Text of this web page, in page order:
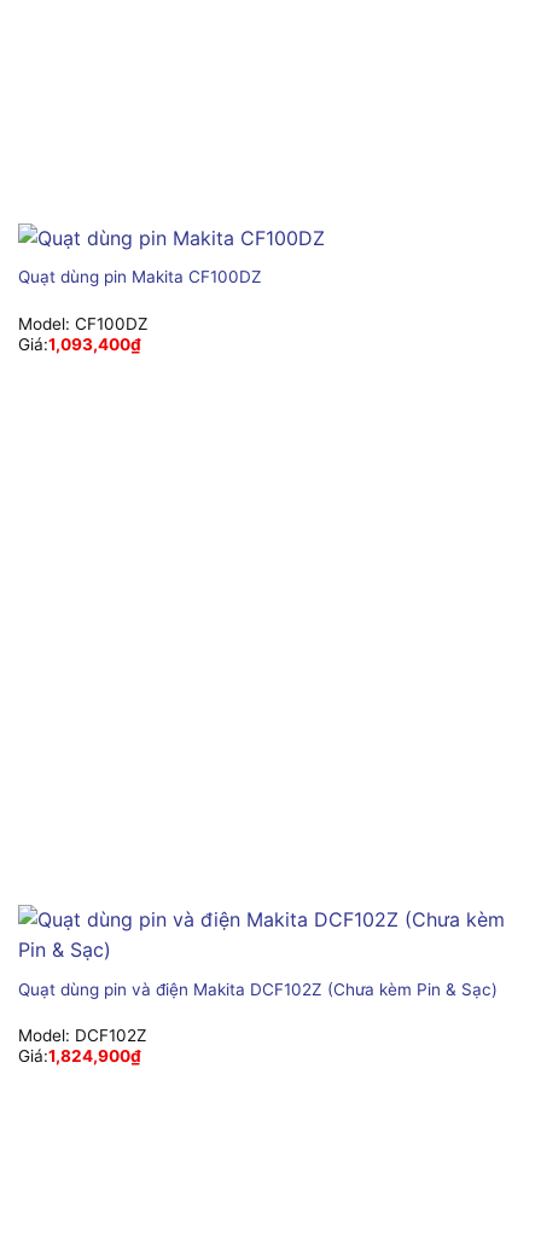
Quạt dùng pin Makita CF100DZ
Model: CF100DZ
Giá:1,093,400₫
Quạt dùng pin và điện Makita DCF102Z (Chưa kèm Pin & Sạc)
Model: DCF102Z
Giá:1,824,900₫